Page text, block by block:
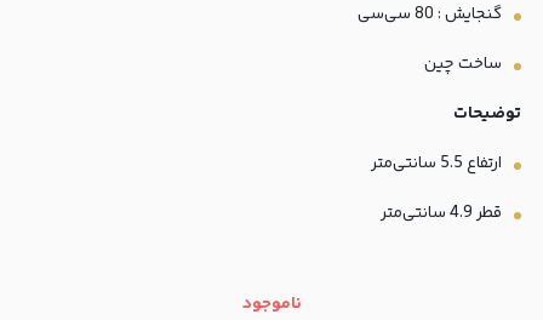
گنجایش : 80 سی‌سی
ساخت چین
توضیحات
ارتفاع 5.5 سانتی‌متر
قطر 4.9 سانتی‌متر
ناموجود